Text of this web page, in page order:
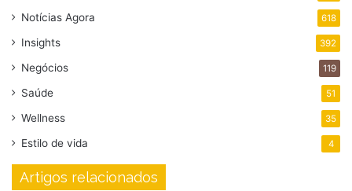
Notícias Agora 618
Insights 392
Negócios 119
Saúde 51
Wellness 35
Estilo de vida 4
Artigos relacionados